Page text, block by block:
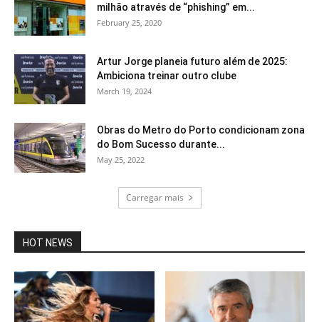
milhão através de “phishing” em...
February 25, 2020
Artur Jorge planeia futuro além de 2025:
Ambiciona treinar outro clube
March 19, 2024
Obras do Metro do Porto condicionam zona
do Bom Sucesso durante...
May 25, 2022
Carregar mais
HOT NEWS